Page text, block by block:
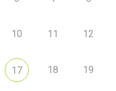
10 11 12
17 18 19